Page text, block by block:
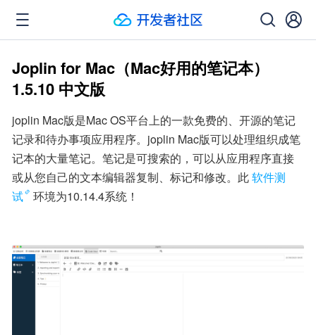
Joplin for Mac（Mac好用的笔记本）
1.5.10 中文版
joplin Mac版是Mac OS平台上的一款免费的、开源的笔记
记录和待办事项应用程序。joplin Mac版可以处理组织成笔
记本的大量笔记。笔记是可搜索的，可以从应用程序直接
或从您自己的文本编辑器复制、标记和修改。此软件测
试
环境为10.14.4系统！